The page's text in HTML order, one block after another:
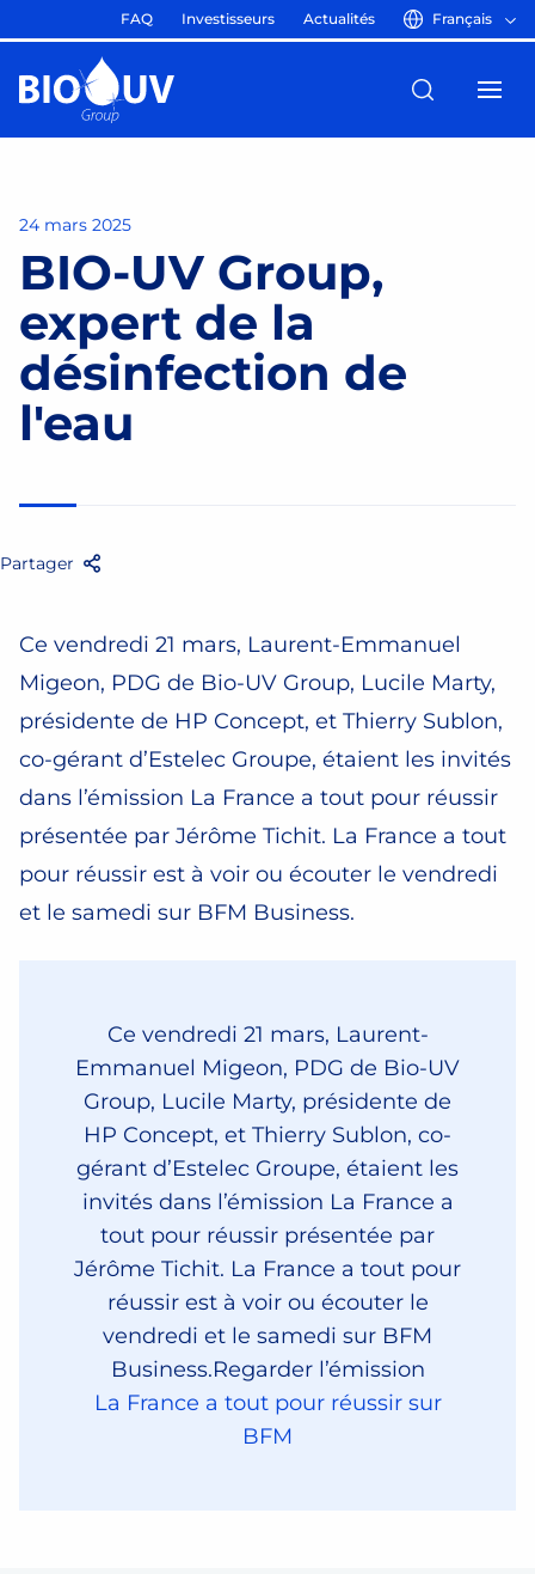
FAQ Investisseurs Actualités Français
24 mars 2025
BIO-UV Group,
expert de la
désinfection de
l'eau
Partager
Facebook
Twitter
EmailPartager
Ce vendredi 21 mars, Laurent-Emmanuel
Migeon, PDG de Bio-UV Group, Lucile Marty,
présidente de HP Concept, et Thierry Sublon,
co-gérant d’Estelec Groupe, étaient les invités
dans l’émission La France a tout pour réussir
présentée par Jérôme Tichit. La France a tout
pour réussir est à voir ou écouter le vendredi
et le samedi sur BFM Business.
Ce vendredi 21 mars, Laurent-
Emmanuel Migeon, PDG de Bio-UV
Group, Lucile Marty, présidente de
HP Concept, et Thierry Sublon, co-
gérant d’Estelec Groupe, étaient les
invités dans l’émission La France a
tout pour réussir présentée par
Jérôme Tichit. La France a tout pour
réussir est à voir ou écouter le
vendredi et le samedi sur BFM
Business.Regarder l’émission
La France a tout pour réussir sur
BFM